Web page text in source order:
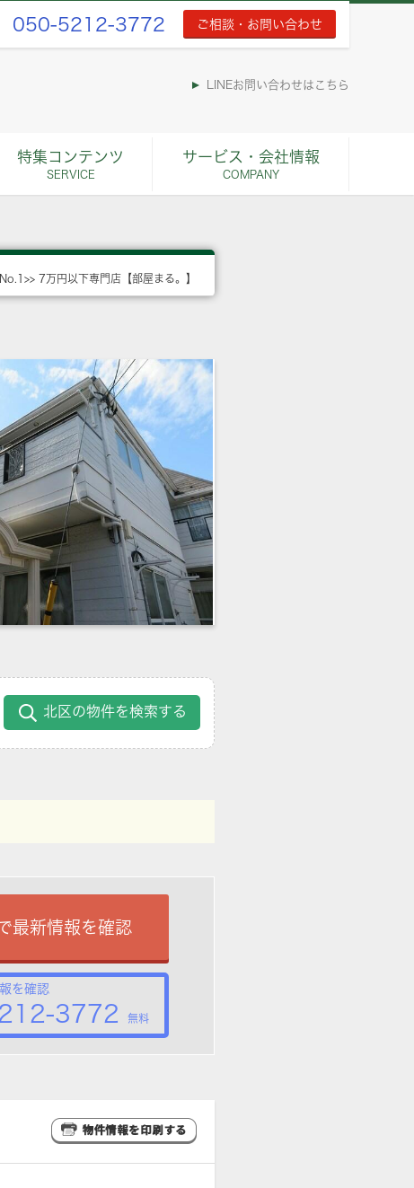
050-5212-3772 ご相談・お問い合わせ
LINEお問い合わせはこちら
特集コンテンツ
SERVICE
サービス・会社情報
COMPANY
7万円以下専門店【部屋まる。】
北区の物件を検索する
最新情報を確認
を確認
3772 無料